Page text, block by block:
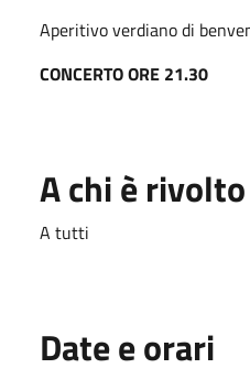
Aperitivo verdiano di
CONCERTO ORE 21.30
A chi è rivolto
A tutti
Date e orari